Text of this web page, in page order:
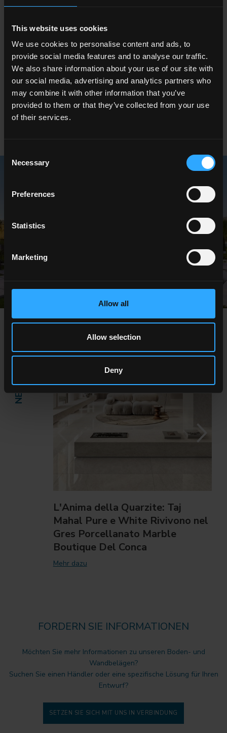
This website uses cookies
We use cookies to personalise content and ads, to
provide social media features and to analyse our traffic.
We also share information about your use of our site with
our social media, advertising and analytics partners who
may combine it with other information that you’ve
provided to them or that they’ve collected from your use
of their services.
Selection
Necessary
Preferences
Statistics
Marketing
Allow all
Allow selection
Deny
Calacatta Oro geben.
Die Villa ist von einem Garten mit unzähligen Tropenpflanzen
umgeben: Strelitzien, Japanischer Sagopalmfarn, fünf Arten
Indisches Blumenrohr mit ganz unterschiedlicher Blattform und
eine aus der Karibik stammenden Palmensammlung.
Blütenpflanzen wie die Rose Cubana, deren Farbe sich je nach
Alter der Blüte und der Sonneneinstrahlung verändert, findet
man hingegen in mit Cortenstahl abgegrenzten Beeten.
NEWS / EVENTS
L'Anima della Quarzite: Taj
Mahal Pure e White Rivivono nel
Gres Porcellanato Marble
Boutique Del Conca
Mehr dazu
FORDERN SIE INFORMATIONEN
Möchten Sie mehr Informationen zu unseren Boden- und
Wandbelägen?
Suchen Sie einen Händler oder eine spezifische Lösung für Ihren
Entwurf?
SETZEN SIE SICH MIT UNS IN VERBINDUNG